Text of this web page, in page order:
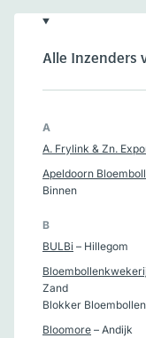
Alle Inzenders
A
A. Frylink & Zn.
Apeldoorn
Binnen
B
BULBi – Hillegom
Zand
Blokker Bloembollen
Bloomore – Andijk